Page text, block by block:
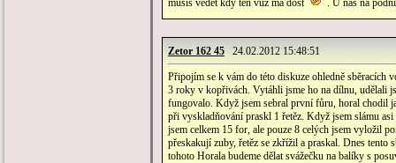
musíš vědět kdy ten vůz má dost . U nás na
Zetor 162 45 24.02.2012 15:48:51
Připojím se k vám do této diskuze ohledně sběracích
3 roky v kopřivách. Vytáhli jsme ho na dílnu, udělali
fungovalo. Když jsem sebral první fůru, horal chodil
při vyskladňování praskl 1 řetěz. Když jsem slámu
jsem celkem 15 for, ale pouze 8 celých jsem vyložil
přeskakují zuby, řetěz se zkřížil a praskal. Dnes tento
tohoto Horala budeme dělat svážečku na balíky s